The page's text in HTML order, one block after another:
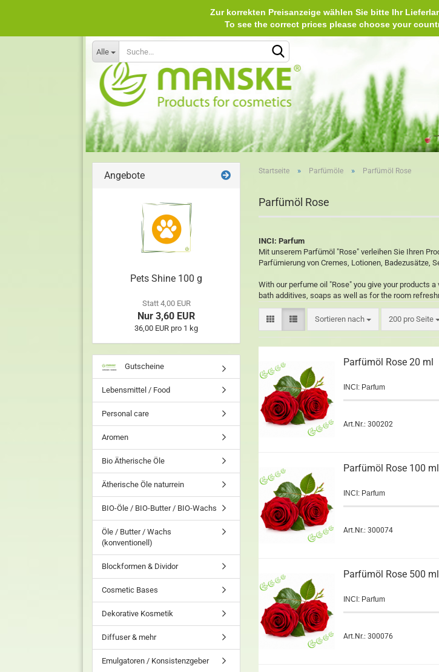
Alle
Zur korrekten Preisanzeige wählen Sie bitte Ihr
To see the correct prices please choose
Startseite » Parfümöle » Parfümöl Rose
Parfümöl Rose
INCI: Parfum
Mit unserem Parfümöl "Rose" verleihen Sie Ihren
Parfümierung von Cremes, Lotionen, Badezusätze,
With our perfume oil "Rose" you give your products
bath additives, soaps as well as for the room
Sortieren nach 200 pro Seite
Parfümöl Rose 20 ml
INCI: Parfum
Art.Nr.: 300202
Parfümöl Rose 100 ml
INCI: Parfum
Art.Nr.: 300074
Parfümöl Rose 500 ml
INCI: Parfum
Art.Nr.: 300076
Angebote
Pets Shine 100 g
Statt 4,00 EUR
Nur 3,60 EUR
36,00 EUR pro 1 kg
Gutscheine
Lebensmittel / Food
Personal care
Aromen
Bio Ätherische Öle
Ätherische Öle naturrein
BIO-Öle / BIO-Butter / BIO-Wachs
Öle / Butter / Wachs
(konventionell)
Blockformen & Dividor
Cosmetic Bases
Dekorative Kosmetik
Diffuser & mehr
Emulgatoren / Konsistenzgeber